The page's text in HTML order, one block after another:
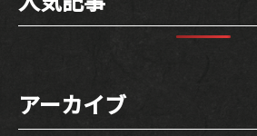
アーカイブ